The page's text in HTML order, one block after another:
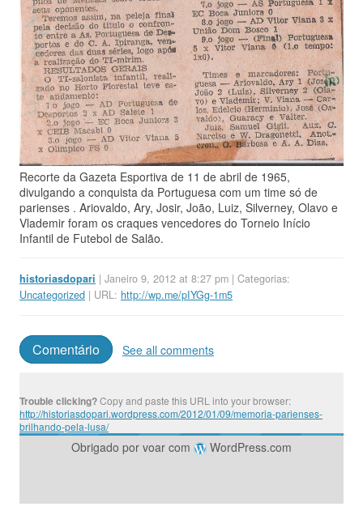
Recorte da Gazeta Esportiva de 11 de abril de 1965,
divulgando a conquista da Portuguesa com um time só de
parienses . Ariovaldo, Ary, Josir, João, Luiz, Silverney, Olavo e
Vlademir foram os craques vencedores do Torneio Início
Infantil de Futebol de Salão.
historiasdopari | Janeiro 9, 2012 at 8:27 pm | Categorias:
Uncategorized | URL: http://wp.me/pIYGg-1m5
Comentário See all comments
Trouble clicking?Copy and paste this URL into your browser:
http://historiasdopari.wordpress.com/2012/01/09/memoria-parienses-
brilhando-pela-lusa/
Obrigado por voar com WordPress.com